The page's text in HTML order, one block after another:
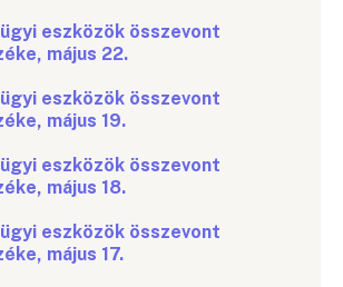
eszközök összevont
május 22.
eszközök összevont
május 19.
eszközök összevont
május 18.
eszközök összevont
május 17.